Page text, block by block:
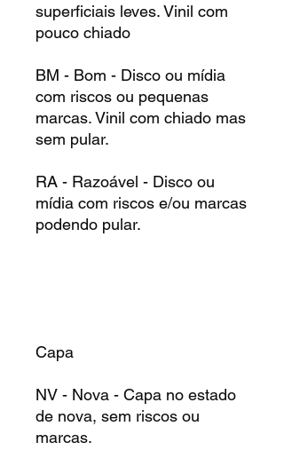
superficiais leves. Vinil com
pouco chiado
BM - Bom - Disco ou mídia
com riscos ou pequenas
marcas. Vinil com chiado mas
sem pular.
RA - Razoável - Disco ou
mídia com riscos e/ou marcas
podendo pular.
Capa
NV - Nova - Capa no estado
de nova, sem riscos ou
marcas.